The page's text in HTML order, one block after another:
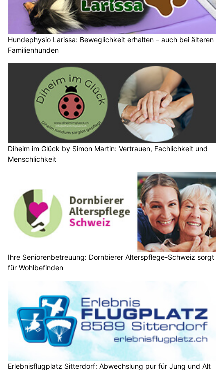
Hundephysio Larissa: Beweglichkeit erhalten – auch bei älteren
Familienhunden
Diheim im Glück by Simon Martin: Vertrauen, Fachlichkeit und
Menschlichkeit
Ihre Seniorenbetreuung: Dornbierer Alterspflege-Schweiz sorgt
für Wohlbefinden
Erlebnisflugplatz Sitterdorf: Abwechslung pur für Jung und Alt